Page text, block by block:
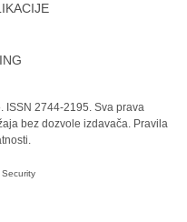
ISSN 2744-2195. Sva prava
bez dozvole izdavača. Pravila
Security